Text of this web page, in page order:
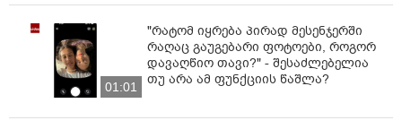
01:01
"რატომ იყრება პირად მესენჯერში
რაღაც გაუგებარი ფოტოები, როგორ
დავაღწიო თავი?" - შესაძლებელია
თუ არა ამ ფუნქციის წაშლა?